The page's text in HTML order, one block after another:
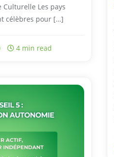
Culturelle Les pays
célèbres pour […]
4 min read